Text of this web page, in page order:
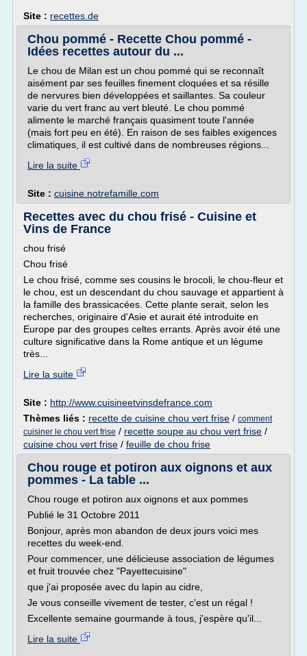
Site : recettes.de
Chou pommé - Recette Chou pommé -
Idées recettes autour du ...
Le chou de Milan est un chou pommé qui se reconnaît
aisément par ses feuilles finement cloquées et sa résille
de nervures bien développées et saillantes. Sa couleur
varie du vert franc au vert bleuté. Le chou pommé
alimente le marché français quasiment toute l'année
(mais fort peu en été). En raison de ses faibles exigences
climatiques, il est cultivé dans de nombreuses régions...
Lire la suite
Site : cuisine.notrefamille.com
Recettes avec du chou frisé - Cuisine et
Vins de France
chou frisé
Chou frisé
Le chou frisé, comme ses cousins le brocoli, le chou-fleur et
le chou, est un descendant du chou sauvage et appartient à
la famille des brassicacées. Cette plante serait, selon les
recherches, originaire d'Asie et aurait été introduite en
Europe par des groupes celtes errants. Après avoir été une
culture significative dans la Rome antique et un légume
très...
Lire la suite
Site : http://www.cuisineetvinsdefrance.com
Thèmes liés : recette de cuisine chou vert frise / comment
cuisiner le chou vert frise / recette soupe au chou vert frise /
cuisine chou vert frise / feuille de chou frise
Chou rouge et potiron aux oignons et aux
pommes - La table ...
Chou rouge et potiron aux oignons et aux pommes
Publié le 31 Octobre 2011
Bonjour, après mon abandon de deux jours voici mes
recettes du week-end.
Pour commencer, une délicieuse association de légumes
et fruit trouvée chez "Payettecuisine"
que j'ai proposée avec du lapin au cidre,
Je vous conseille vivement de tester, c'est un régal !
Excellente semaine gourmande à tous, j'espère qu'il...
Lire la suite